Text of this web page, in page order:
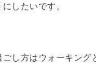
したいです。
し方はウォーキング